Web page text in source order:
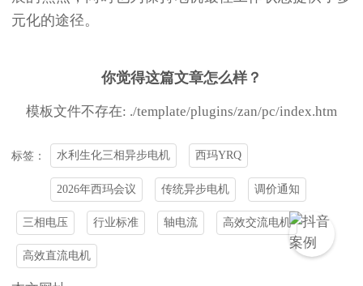
元化的途径。
你觉得这篇文章怎么样？
模板文件不存在: ./template/plugins/zan/pc/index.htm
标签： 水利生化三相异步电机 西玛YRQ
2026年西玛会议 传统异步电机 调价通知
三相电压 行业标准 轴电流 高效交流电机
高效直流电机